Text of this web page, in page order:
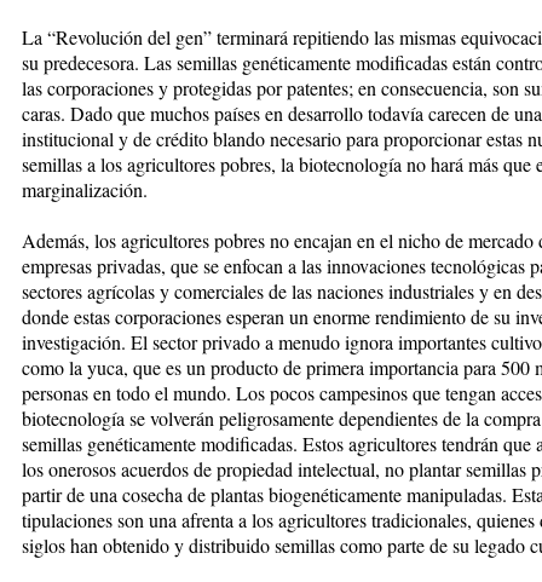
La “Revolución del gen” terminará repitiendo las mis­mas
su pre­de­ce­so­ra. Las semillas ge­né­tica­mente mo­dificadas están
las corporaciones y prote­gi­das por patentes; en consecuencia, son
caras. Dado que muchos paí­ses en de­sarrollo todavía carecen de
institucional y de cré­di­to blan­do necesario para proporcionar estas
semillas a los agricultores pobres, la biotecnología no hará más que
marginalización.
Además, los agricultores pobres no encajan en el nicho de mercado
empresas privadas, que se enfocan a las innovaciones tecnológicas
sectores agrícolas y comerciales de las naciones industriales y en
donde estas corporaciones esperan un enorme rendimiento de su
investigación. El sector pri­vado a menudo ignora importantes
como la yuca, que es un pro­duc­to de primera importancia pa­ra 500
personas en to­do el mun­do. Los pocos campesinos que tengan
biotecnología se vol­ve­rán peligrosamente depen­dien­tes de la
semillas ge­né­ti­camente modificadas. Estos agri­cul­to­res tendrán que
los one­rosos acuerdos de propiedad inte­lectual, no plantar semillas
partir de una cosecha de plantas bio­ge­né­ticamente manipuladas.
tipulaciones son una afrenta a los agri­cultores tradicionales, quienes
siglos han obtenido y dis­tri­bui­do semi­llas como parte de su le­ga­do